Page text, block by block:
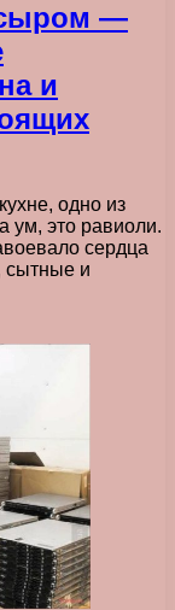
—
и
одно из
ум, это равиоли.
сердца
сытные и